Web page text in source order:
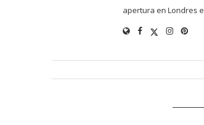
apertura en Londres